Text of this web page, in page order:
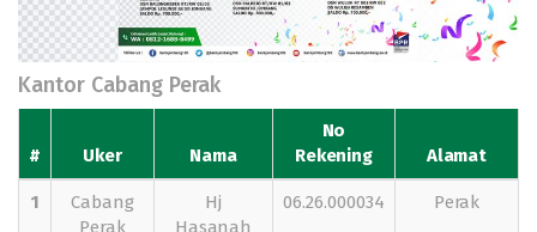
Kantor Cabang Perak
# Uker Nama
No
Rekening
Alamat
1
Cabang
Perak
Hj
Hasanah
06.26.000034 Perak